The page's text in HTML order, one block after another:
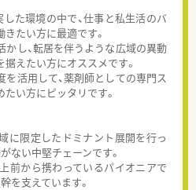
た環境の中で、仕事と私生活のバ
たい方に最適です。
し、転居を伴うような広域の異動
えたい方にオススメです。
活用して、薬剤師としての専門ス
い方にピッタリです。
に限定したドミナント展開を行っ
ない中堅チェーンです。
前から携わっているパイオニアで
を支えています。